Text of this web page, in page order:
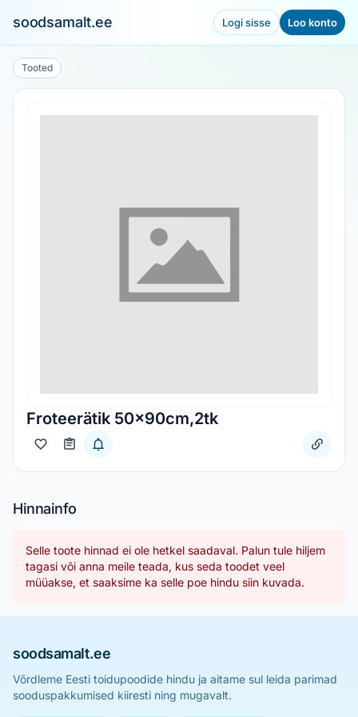
soodsamalt.ee Logi sisse Loo konto
Tooted
Froteerätik 50x90cm,2tk
Hinnainfo
Selle toote hinnad ei ole hetkel saadaval. Palun tule hiljem
tagasi või anna meile teada, kus seda toodet veel
müüakse, et saaksime ka selle poe hindu siin kuvada.
soodsamalt.ee
Võrdleme Eesti toidupoodide hindu ja aitame sul leida parimad
sooduspakkumised kiiresti ning mugavalt.